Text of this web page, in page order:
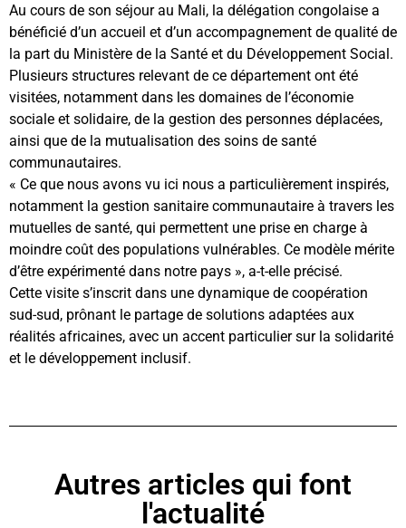
Au cours de son séjour au Mali, la délégation congolaise a
bénéficié d’un accueil et d’un accompagnement de qualité de
la part du Ministère de la Santé et du Développement Social.
Plusieurs structures relevant de ce département ont été
visitées, notamment dans les domaines de l’économie
sociale et solidaire, de la gestion des personnes déplacées,
ainsi que de la mutualisation des soins de santé
communautaires.
« Ce que nous avons vu ici nous a particulièrement inspirés,
notamment la gestion sanitaire communautaire à travers les
mutuelles de santé, qui permettent une prise en charge à
moindre coût des populations vulnérables. Ce modèle mérite
d’être expérimenté dans notre pays », a-t-elle précisé.
Cette visite s’inscrit dans une dynamique de coopération
sud-sud, prônant le partage de solutions adaptées aux
réalités africaines, avec un accent particulier sur la solidarité
et le développement inclusif.
Autres articles qui font
l'actualité